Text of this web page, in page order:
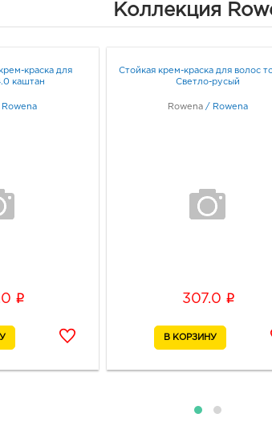
Коллекция
краска для
каштан
Rowena
i
Стойкая крем-краска для волос
Светло-русый
Rowena / Rowena
307.0 i